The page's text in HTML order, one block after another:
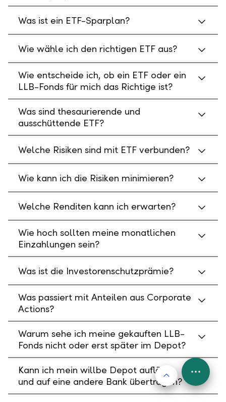
Was ist ein ETF-Sparplan?
Wie wähle ich den richtigen ETF aus?
Wie entscheide ich, ob ein ETF oder ein
LLB-Fonds für mich das Richtige ist?
Was sind thesaurierende und
ausschüttende ETF?
Welche Risiken sind mit ETF verbunden?
Wie kann ich die Risiken minimieren?
Welche Renditen kann ich erwarten?
Wie hoch sollten meine monatlichen
Einzahlungen sein?
Was ist die Investorenschutzprämie?
Was passiert mit Anteilen aus Corporate
Actions?
Warum sehe ich meine gekauften LLB-
Fonds nicht oder erst später im Depot?
Kann ich mein willbe Depot auflösen
und auf eine andere Bank übertragen?
Nach oben
FAB
Menu